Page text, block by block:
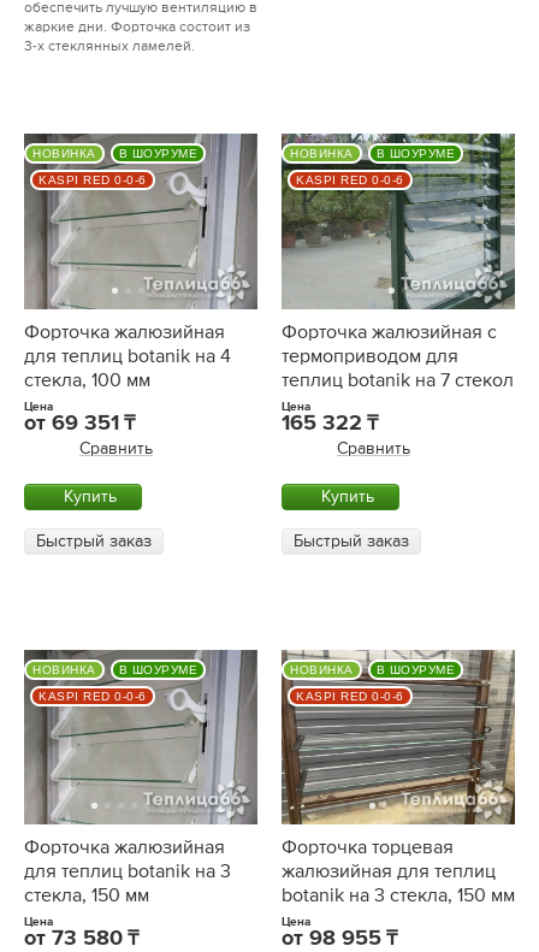
обеспечить лучшую вентиляцию в
жаркие дни. Форточка состоит из
3-х стеклянных ламелей.
Форточка жалюзийная
для теплиц botanik на 4
стекла, 100 мм
Цена
от 69 351
Сравнить
Купить
Быстрый заказ
НОВИНКА
В ШОУРУМЕ
KASPI RED 0-0-6
Форточка жалюзийная с
термоприводом для
теплиц botanik на 7 стекол
Цена
165 322
Сравнить
Купить
Быстрый заказ
НОВИНКА
В ШОУРУМЕ
KASPI RED 0-0-6
Форточка жалюзийная
для теплиц botanik на 3
стекла, 150 мм
Цена
от 73 580
НОВИНКА
В ШОУРУМЕ
KASPI RED 0-0-6
Форточка торцевая
жалюзийная для теплиц
botanik на 3 стекла, 150 мм
Цена
от 98 955
НОВИНКА
В ШОУРУМЕ
KASPI RED 0-0-6